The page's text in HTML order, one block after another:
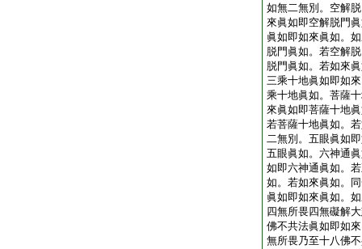
如無二無別。空解
來眞如即空解脱門
眞如即如來眞如。
脱門眞如。若空解
脱門眞如。若如來
三乘十地眞如即如
乘十地眞如。菩薩
來眞如即菩薩十地
若菩薩十地眞如。
二無別。五眼眞如
五眼眞如。六神通
如即六神通眞如。
如。若如來眞如。
眞如即如來眞如。
四無所畏四無礙解
佛不共法眞如即如
無所畏乃至十八佛